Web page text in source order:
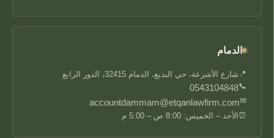
الدمام
📍 شارع الأشرعة، حي البديع، الدمام 32415، الدور الرابع
📞
0543104848
✉
accountdammam@etqanlawfirm.com
⏰ الأحد – الخميس: 8:00 ص – 5:00 م